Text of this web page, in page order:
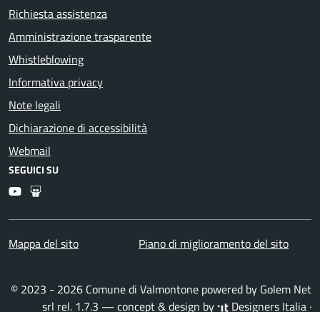
Richiesta assistenza
Amministrazione trasparente
Whistleblowing
Informativa privacy
Note legali
Dichiarazione di accessibilità
Webmail
SEGUICI SU
YoutubeSlideshare
Mappa del sito Piano di miglioramento del sito
© 2023 - 2026 Comune di Valmontone powered by Golem Net
srl rel. 1.7.3 — concept & design by Designers Italia ·